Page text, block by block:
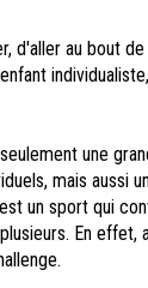
d'aller au bout
une
mais aussi
un sport qui
En effet,